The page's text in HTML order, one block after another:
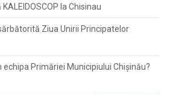
la Chisinau
Ziua Unirii Principatelor
Primăriei Municipiului Chișinău?